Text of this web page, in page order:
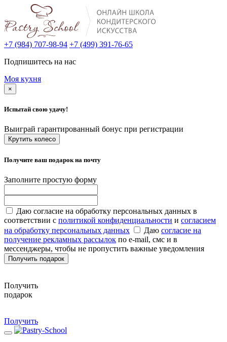
+7 (984) 707-98-94 +7 (499) 391-76-65
Подпишитесь на нас
Моя кухня
×
Испытай свою удачу!
Выиграй гарантированный бонус при регистрации
Крутить колесо
Получите ваш подарок на почту
Заполните простую форму
Даю согласие на обработку персональных данных в
соответствии с политикой конфиденциальности и согласием
на обработку персональных данных
Даю согласие на
получение рекламных рассылок по e-mail, смс и в
мессенджеры, чтобы не пропустить важные уведомления
Получить подарок
Получить
подарок
Получить